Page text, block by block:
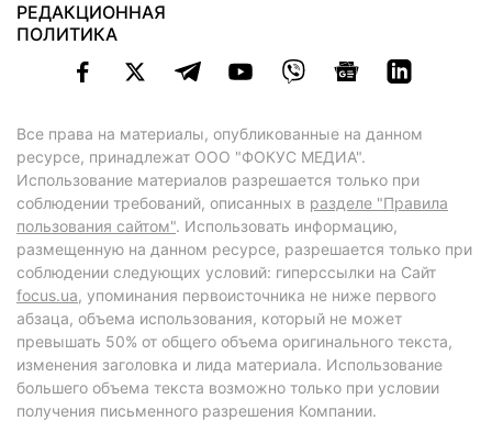
РЕДАКЦИОННАЯ
ПОЛИТИКА
Все права на материалы, опубликованные на данном
ресурсе, принадлежат ООО "ФОКУС МЕДИА".
Использование материалов разрешается только при
соблюдении требований, описанных в разделе "Правила
пользования сайтом". Использовать информацию,
размещенную на данном ресурсе, разрешается только при
соблюдении следующих условий: гиперссылки на Сайт
focus.ua, упоминания первоисточника не ниже первого
абзаца, объема использования, который не может
превышать 50% от общего объема оригинального текста,
изменения заголовка и лида материала. Использование
большего объема текста возможно только при условии
получения письменного разрешения Компании.